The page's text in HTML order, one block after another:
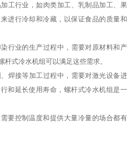
工行业，如肉类加工、乳制品加工、果
进行冷却和冷藏，以保证食品的质量和
行业的生产过程中，需要对原材料和产
杆式冷水机组可以满足这些需求。
焊接等加工过程中，需要对激光设备进
和延长使用寿命，螺杆式冷水机组是一
要控制温度和提供大量冷量的场合都有